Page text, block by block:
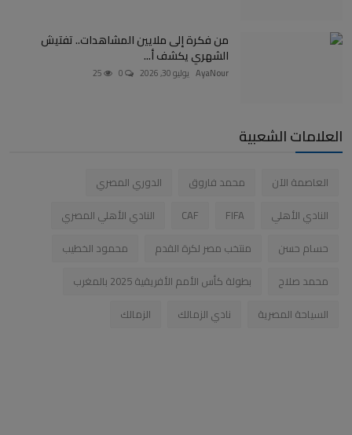
من فكرة إلى ملايين المشاهدات.. تفتيش
الشهري يكشف أ...
AyaNour يوليو 30, 2026
العلامات الشعبية
العاصمة الآن محمد فاروق
الدوري المصري
النادي الأهلي
FIFA
CAF
النادي الأهلي المصري
حسام حسن
منتخب مصر لكرة القدم
محمود الخطيب
محمد صلاح
بطولة كأس الأمم الأفريقية 2025 بالمغرب
السياحة المصرية
نادي الزمالك الزمالك